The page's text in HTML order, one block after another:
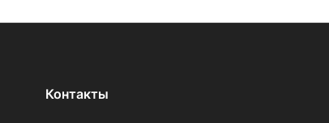
Контакты